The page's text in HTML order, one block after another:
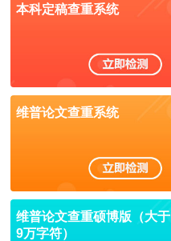
本科定稿查重系统
维普论文查重系统
维普论文查重硕博版（大于
9万字符）